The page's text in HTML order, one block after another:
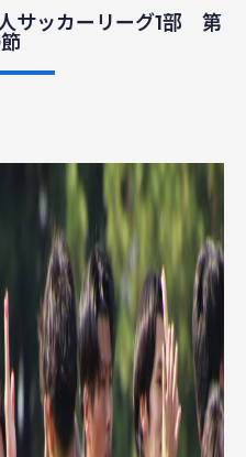
サッカーリーグ1部 第